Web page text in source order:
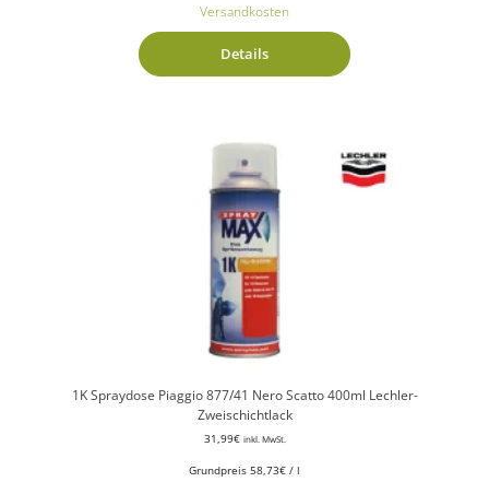
Versandkosten
Details
1K Spraydose Piaggio 877/41 Nero Scatto 400ml Lechler-
Zweischichtlack
31,99€ inkl. MwSt.
Grundpreis 58,73€ / l